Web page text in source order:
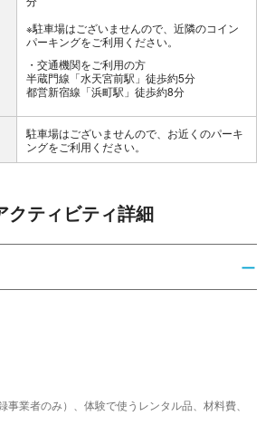
※駐車場はございませんので、近隣のコイン
パーキングをご利用ください。
交通機関をご利用の方
半蔵門線「水天宮前駅」徒歩約5分
都営新宿線「浜町駅」徒歩約8分
駐車場はございませんので、お近くのパーキ
ングをご利用ください。
クティビティ詳細
事業者のみ）、体験で使うレンタル品、材料費、